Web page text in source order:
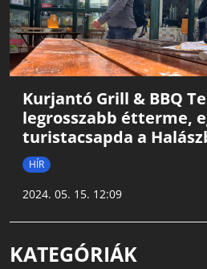
Kurjantó Grill & BBQ
legrosszabb étterme,
turistacsapda a
HÍR
2024. 05. 15. 12:09
KATEGÓRIÁK